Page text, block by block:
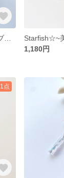
Starfish☆~
1,180円
点